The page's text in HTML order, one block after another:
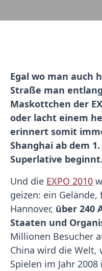
Egal wo man auch
Straße man
Maskottchen der
oder lacht einem
erinnert somit
Shanghai ab dem
Superlative beginnt.
Und die EXPO 2010
geizen: ein
Hannover, über 240
Staaten und
Millionen Besucher
China wird die Welt,
Spielen im Jahr